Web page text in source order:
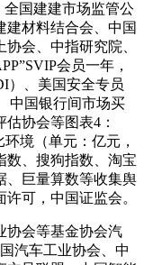
国建建市场监管公
建材料结合会、中国
会、中指研究院、
会员一年，
）、美国安全专员
中国银行间市场买
协会等图表4：
境（单元：亿元，
数、搜狗指数、淘宝
、巨量算数等收集舆
可，中国证监会。
会等基金协会汽
汽车工业协会、中